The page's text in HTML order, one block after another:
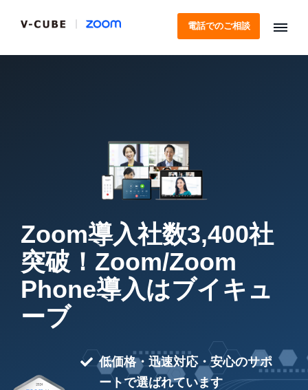
電話でのご相談
Zoom導入社数3,400社
突破！ Zoom/Zoom
Phone導入はブイキュ
ーブ
低価格・迅速対応・安心のサポ
ートで選ばれています